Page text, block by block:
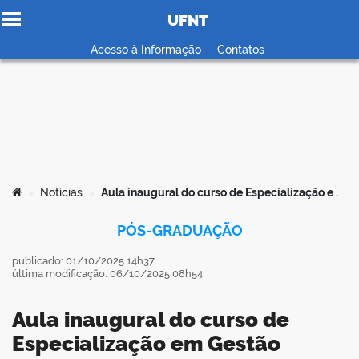
Ir para o conteúdo
UFNT
Acesso à Informação Contatos
Você está aqui:
Notícias Aula inaugural do curso de Especialização em Gestão Escolar marca a estreia da UFNT em cursos 100% a distância
PÓS-GRADUAÇÃO
Aula inaugural do curso de
Especialização em Gestão
publicado: 01/10/2025 14h37,
última modificação: 06/10/2025 08h54